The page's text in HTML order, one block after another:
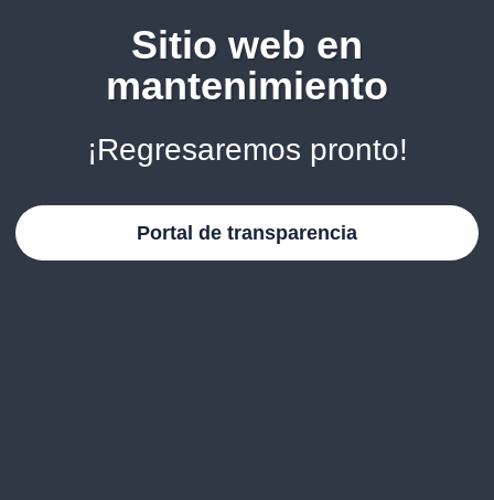
Sitio web en
mantenimiento
¡Regresaremos pronto!
Portal de transparencia